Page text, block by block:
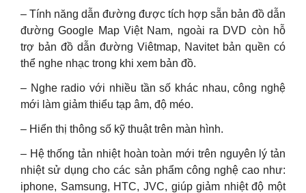
– Tính năng dẫn đường được tích hợp sẵn bản đồ dẫn
đường Google Map Việt Nam, ngoài ra DVD còn hỗ
trợ bản đồ dẫn đường Viêtmap, Navitet bản quền có
thể nghe nhạc trong khi xem bản đồ.
– Nghe radio với nhiều tần số khác nhau, công nghệ
mới làm giảm thiểu tạp âm, độ méo.
– Hiển thị thông số kỹ thuật trên màn hình.
– Hệ thống tản nhiệt hoàn toàn mới trên nguyên lý tản
nhiệt sử dụng cho các sản phẩm công nghệ cao như:
iphone, Samsung, HTC, JVC, giúp giảm nhiệt độ một